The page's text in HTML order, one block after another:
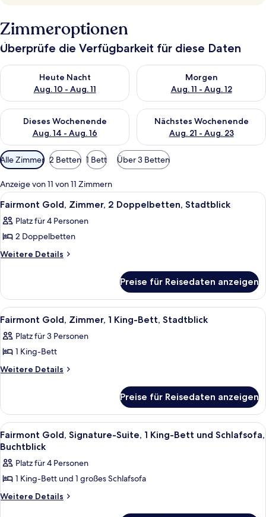
Zimmeroptionen
Überprüfe die Verfügbarkeit für diese Daten
Heute Nacht
Aug. 10 - Aug. 11
Überprüfe die Verfügbarkeit für heute Nacht, Aug. 10 - Aug.
Morgen
Aug. 11 - Aug. 12
Überprüfe die Verfügbarkeit
Dieses Wochenende
Aug. 14 - Aug. 16
Überprüfe die Verfügbarkeit für dieses Wochenende, Aug. 14
Nächstes Wochenende
Aug. 21 - Aug. 23
Überprüfe die Verfügbarkeit
Verfügbare
Filter
für
Zimmer
Alle Zimmer 2 Betten 1 Bett Über 3 Betten
Anzeige von 11 von 11 Zimmern
Alle
Fotos
für
Fairmont
Gold,
Stadtblick
anzeigen
Ein Hotelzimmer mit zwei Betten,
2
Fairmont Gold, Zimmer, 2 Doppelbetten, Stadtblick
Platz für 4 Personen
2 Doppelbetten
Weitere Details
Weitere
Gold,
Zimmer,
2 Doppelbetten,
Preise für Reisedaten anzeigen
Alle
Fotos
für
Fairmont
Gold,
Bett,
Stadtblick
anzeigen
Ein Hotelzimmer mit einem großen
2
Fairmont Gold, Zimmer, 1 King-Bett, Stadtblick
Platz für 3 Personen
1 King-Bett
Weitere Details
Weitere
Gold,
Zimmer,
1 King-
Bett,
Preise für Reisedaten anzeigen
Alle
Fotos
Fairmont
Gold,
Signature-
Ein Hotelzimmer mit einer Couch,
10
Fairmont Gold, Signature-Suite, 1 King-Bett und Schlafsofa,
Buchtblick
Platz für 4 Personen
1 King-Bett und 1 großes Schlafsofa
Weitere Details
Weitere